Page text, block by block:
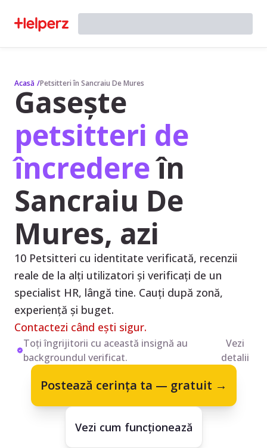
Acasă /Petsitteri în Sancraiu De Mures
Gasește
petsitteri de
încredereîn
Sancraiu De
Mures, azi
10 Petsitteri cu identitate verificată, recenzii
reale de la alți utilizatori și verificați de un
specialist HR, lângă tine. Cauți după zonă,
experiență și buget.
Contactezi când ești sigur.
Toți îngrijitorii cu această insignă au
backgroundul verificat.
Vezi
detalii
Postează cerința ta — gratuit →
Vezi cum funcționează